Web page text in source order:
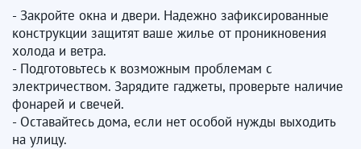
- Закройте окна и двери. Надежно зафиксированные
конструкции защитят ваше жилье от проникновения
холода и ветра.
- Подготовьтесь к возможным проблемам с
электричеством. Зарядите гаджеты, проверьте наличие
фонарей и свечей.
- Оставайтесь дома, если нет особой нужды выходить
на улицу.